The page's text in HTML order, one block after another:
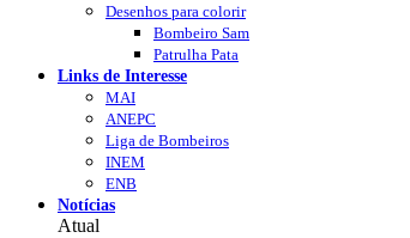
Desenhos para colorir
Bombeiro Sam
Patrulha Pata
Links de Interesse
MAI
ANEPC
Liga de Bombeiros
INEM
ENB
Notícias
Atual